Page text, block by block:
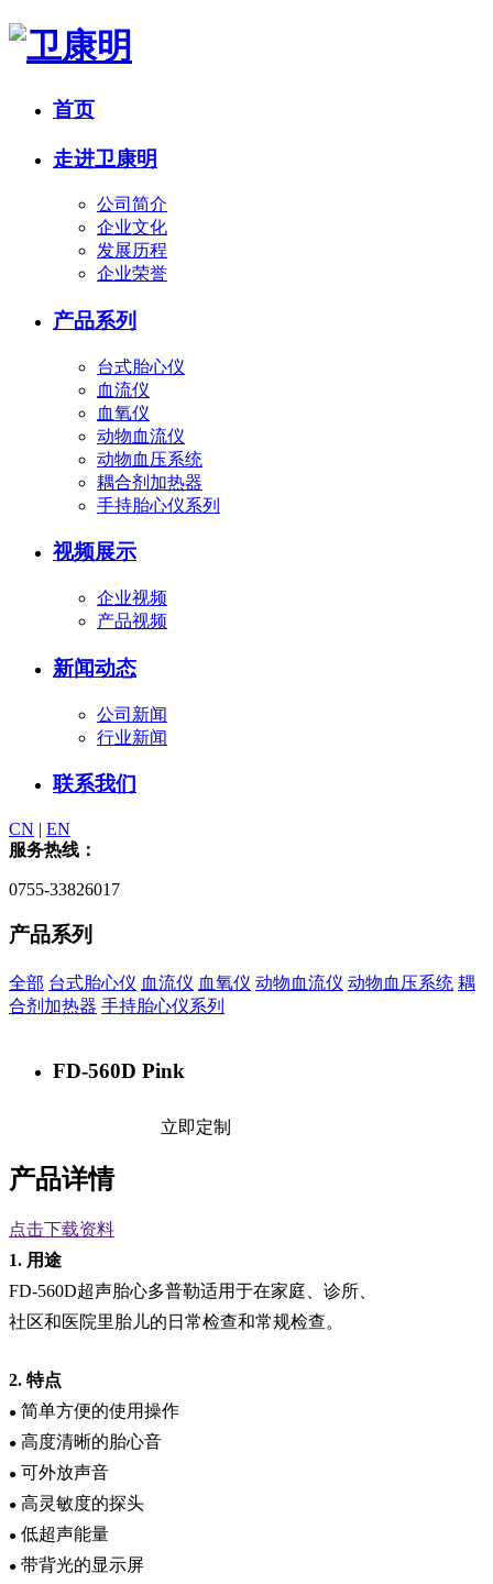
首页
走进卫康明
公司简介
企业文化
发展历程
企业荣誉
产品系列
台式胎心仪
血流仪
血氧仪
动物血流仪
动物血压系统
耦合剂加热器
手持胎心仪系列
视频展示
企业视频
产品视频
新闻动态
公司新闻
行业新闻
联系我们
CN | EN
服务热线：
0755-33826017
产品系列
全部 台式胎心仪 血流仪 血氧仪 动物血流仪 动物血压系统 耦
合剂加热器 手持胎心仪系列
FD-560D Pink
立即定制
产品详情
点击下载资料
1. 用途
FD-560D超声胎心多普勒适用于在家庭、诊所、
社区和医院里胎儿的日常检查和常规检查。
2. 特点
● 简单方便的使用操作
● 高度清晰的胎心音
● 可外放声音
● 高灵敏度的探头
● 低超声能量
● 带背光的显示屏